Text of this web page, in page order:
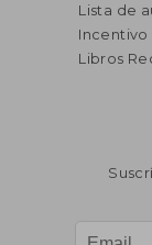
Lista de
Incentivo
Libros